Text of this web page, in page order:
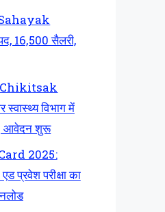
16,500 सैलरी,
विभाग में
आवेदन शुरू
2025:
प्रवेश परीक्षा का